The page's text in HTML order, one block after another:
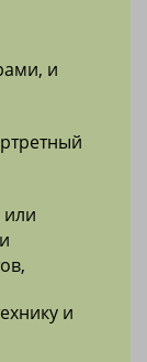
и
или
и